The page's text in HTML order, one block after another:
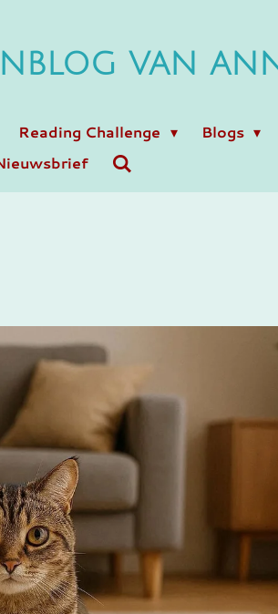
VAN
Reading Challenge Blogs